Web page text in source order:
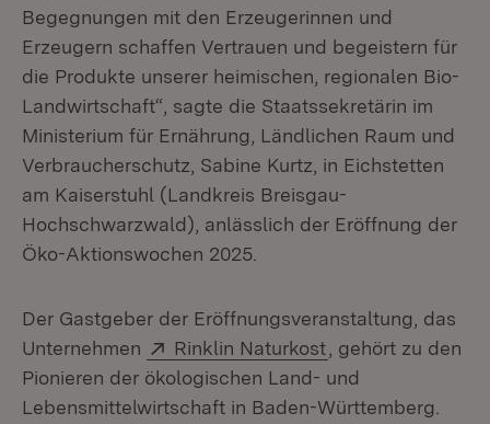
Begegnungen mit den Erzeugerinnen und
Erzeugern schaffen Vertrauen und begeistern für
die Produkte unserer heimischen, regionalen Bio-
Landwirtschaft“, sagte die Staatssekretärin im
Ministerium für Ernährung, Ländlichen Raum und
Verbraucherschutz, Sabine Kurtz, in Eichstetten
am Kaiserstuhl (Landkreis Breisgau-
Hochschwarzwald), anlässlich der Eröffnung der
Öko-Aktionswochen 2025.
Der Gastgeber der Eröffnungsveranstaltung, das
Unternehmen
Extern:
Rinklin Naturkost (Öffnet in neuem
, gehört zu den
Pionieren der ökologischen Land- und
Lebensmittelwirtschaft in Baden-Württemberg.